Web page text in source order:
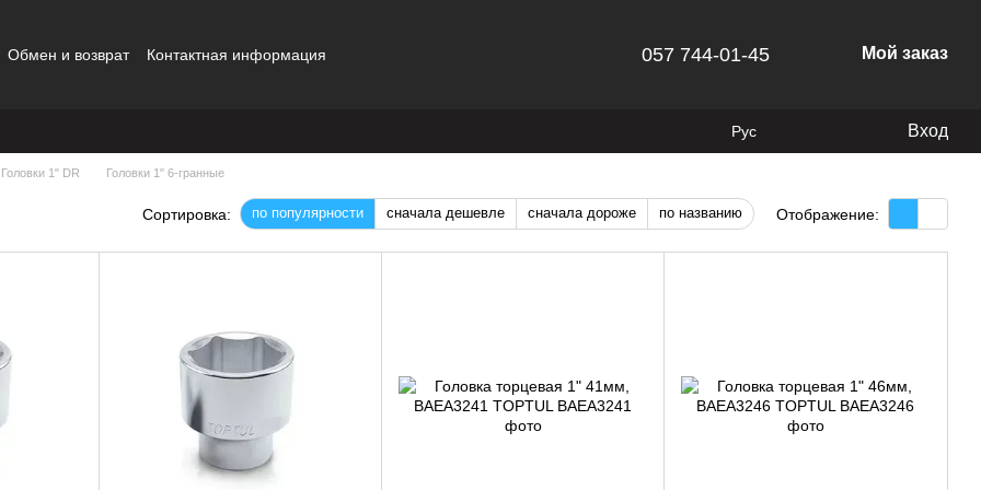
Обмен и возврат Контактная информация 057 744-01-45 Мой заказ
Рус Вход
Головки 1" DR Головки 1" 6-гранные
Сортировка: по популярности сначала дешевле сначала дороже по названию Отображение: